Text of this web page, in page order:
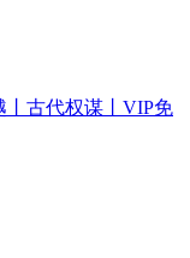
丨古代权谋丨VIP免